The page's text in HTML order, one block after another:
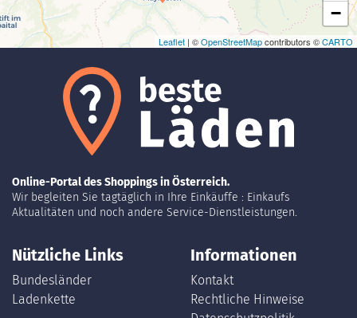
−
Leaflet | ©OpenStreetMapcontributors ©CARTO
Online-Portal des Shoppings in Österreich.
Wir begleiten Sie tagtäglich in Ihre Einkäuffe : Einkaufs
Aktualitäten und noch andere Service-Dienstleistungen.
Nützliche Links
Bundesländer
Ladenkette
Informationen
Kontakt
Rechtliche Hinweise